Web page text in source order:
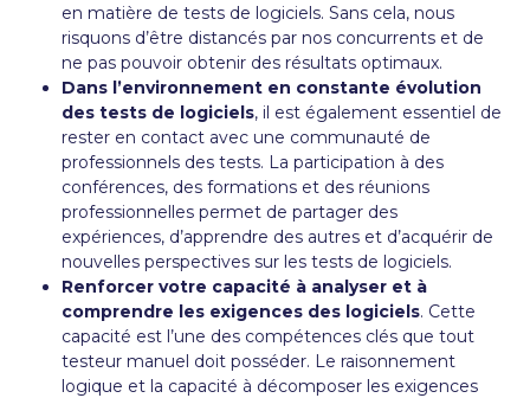
en matière de tests de logiciels. Sans cela, nous
risquons d’être distancés par nos concurrents et de
ne pas pouvoir obtenir des résultats optimaux.
Dans l’environnement en constante évolution
des tests de logiciels, il est également essentiel de
rester en contact avec une communauté de
professionnels des tests. La participation à des
conférences, des formations et des réunions
professionnelles permet de partager des
expériences, d’apprendre des autres et d’acquérir de
nouvelles perspectives sur les tests de logiciels.
Renforcer votre capacité à analyser et à
comprendre les exigences des logiciels. Cette
capacité est l’une des compétences clés que tout
testeur manuel doit posséder. Le raisonnement
logique et la capacité à décomposer les exigences